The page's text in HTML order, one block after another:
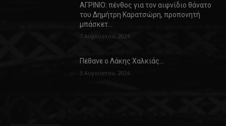
ΑΓΡΙΝΙΟ: πένθος για τον αιφνίδιο θάνατο
του Δημήτρη Καρατσώρη, προπονητή
μπάσκετ…
7 Αυγούστου, 2026
Πέθανε ο Λάκης Χαλκιάς…
3 Αυγούστου, 2026